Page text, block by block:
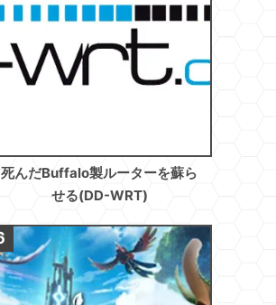
死んだBuffalo製ルーターを蘇ら
せる(DD-WRT)